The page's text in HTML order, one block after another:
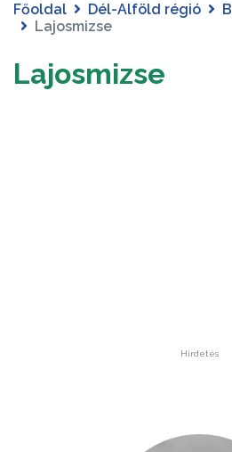
Főoldal Dél-Alföld régió
Lajosmizse
Lajosmizse
Hirdetés